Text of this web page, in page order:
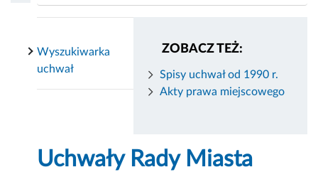
ZOBACZ TEŻ:
Spisy uchwał od 1990 r.
Akty prawa miejscowego
Wyszukiwarka
uchwał
Uchwały Rady Miasta